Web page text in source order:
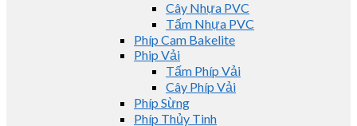
Cây Nhựa PVC
Tấm Nhựa PVC
Phíp Cam Bakelite
Phip Vải
Tấm Phíp Vải
Cây Phíp Vải
Phíp Sừng
Phíp Thủy Tinh